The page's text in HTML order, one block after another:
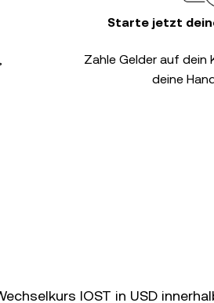
,
Starte jetzt
Zahle Gelder auf
deine
IOST in USD